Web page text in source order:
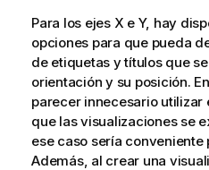
Para los ejes X e Y, hay
opciones para que pueda
de etiquetas y títulos que
orientación y su posición.
parecer innecesario utilizar
que las visualizaciones se
ese caso sería conveniente
Además, al crear una